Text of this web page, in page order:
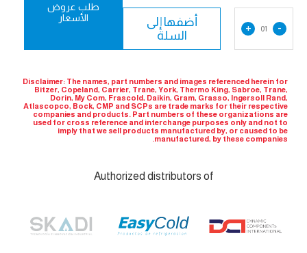
-
01
+
أضفها إلى
السلة
طلب عروض
الأسعار
Disclaimer: The names, part numbers and images referenced herein for
Bitzer, Copeland, Carrier, Trane, York, Thermo King, Sabroe, Trane,
Dorin, My Com, Frascold, Daikin, Gram, Grasso, Ingersoll Rand,
Atlascopco, Bock, CMP and SCPs are trade marks for their respective
companies and products. Part numbers of these organizations are
used for cross reference and interchange purposes only and not to
imply that we sell products manufactured by, or caused to be
manufactured, by these companies.
Authorized distributors of